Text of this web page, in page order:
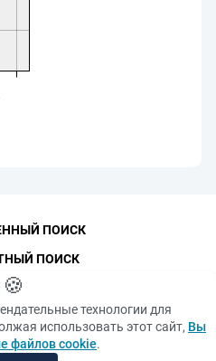
ПОИСК
ПОИСК
БИБЛИОТЕКА
ПОСТУПЛЕНИЯ
🍪
технологии для
использовать этот сайт, Вы
файлов cookie.